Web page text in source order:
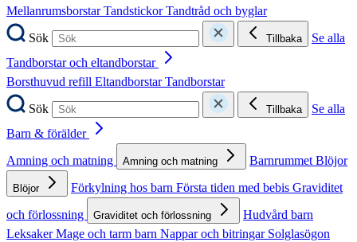
MellanrumsborstarTandstickorTandtråd och byglar
Sök
Tillbaka
Se alla
Tandborstar och eltandborstar
Borsthuvud refill EltandborstarTandborstar
Sök
Tillbaka
Se alla
Barn & förälder
Amning och matning
Amning och matning BarnrummetBlöjor
Blöjor Förkylning hos barn Första tiden med bebis Graviditet
och förlossning
Graviditet och förlossning
Hudvård barn
LeksakerMage och tarm barn Nappar och bitringar Solglasögon